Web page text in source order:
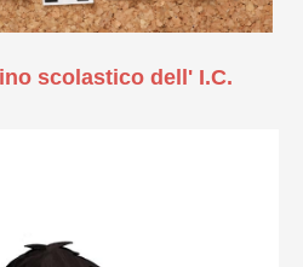
scolastico dell' I.C.